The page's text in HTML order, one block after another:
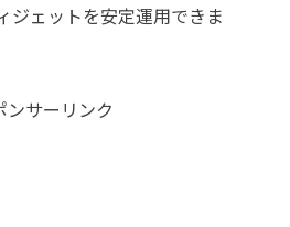
ジェットを安定運用できま
ンサーリンク